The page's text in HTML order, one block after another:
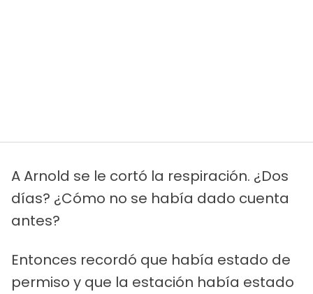
A Arnold se le cortó la respiración. ¿Dos
días? ¿Cómo no se había dado cuenta
antes?
Entonces recordó que había estado de
permiso y que la estación había estado